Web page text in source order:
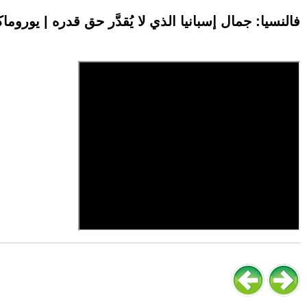
فالنسيا: جمال إسبانيا الذي لا يُقدَّر حق قدره |